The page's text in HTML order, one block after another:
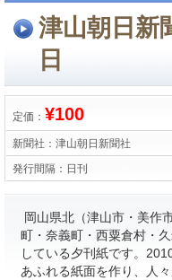
津山朝日新
日
定価： ¥100
新聞社： 津山朝日新聞社
発行間隔： 日刊
岡山県北（津山市・美作
町・奈義町・西粟倉村・
している夕刊紙です。
あふれる紙面を作り、人